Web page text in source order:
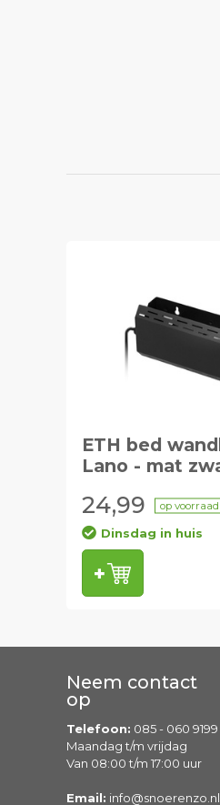
ETH bed
Lano - mat
24,99 op voorraad
Dinsdag in huis
Neem contact
op
Telefoon: 085 - 060 9199
Maandag t/m vrijdag
Van 08:00 t/m 17:00 uur
Email: info@snoerenzo.nl